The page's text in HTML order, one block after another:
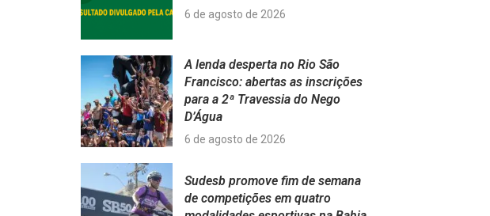
6 de agosto de 2026
A lenda desperta no Rio São
Francisco: abertas as inscrições
para a 2ª Travessia do Nego
D’Água
6 de agosto de 2026
Sudesb promove fim de semana
de competições em quatro